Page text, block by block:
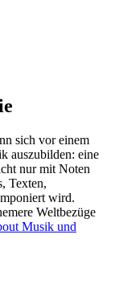
sich vor einem
auszubilden: eine
nur mit Noten
Texten,
wird.
Weltbezüge
Musik und